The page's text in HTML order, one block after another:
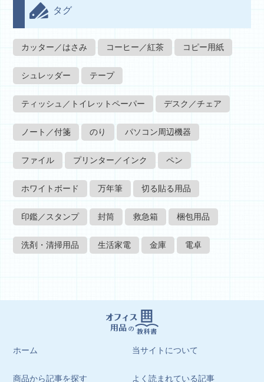
タグ
カッター／はさみ コーヒー／紅茶 コピー用紙
シュレッダー テープ
ティッシュ／トイレットペーパー デスク／チェア
ノート／付箋 のり パソコン周辺機器
ファイル プリンター／インク ペン
ホワイトボード 万年筆 切る貼る用品
印鑑／スタンプ 封筒 救急箱 梱包用品
洗剤・清掃用品 生活家電 金庫 電卓
ホーム 当サイトについて
商品から記事を探す よく読まれている記事